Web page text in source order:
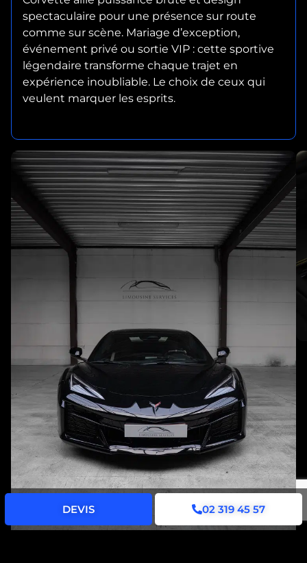
spectaculaire pour une présence sur route
comme sur scène. Mariage d’exception,
événement privé ou sortie VIP : cette sportive
légendaire transforme chaque trajet en
expérience inoubliable. Le choix de ceux qui
veulent marquer les esprits.
DEVIS 02 319 45 57